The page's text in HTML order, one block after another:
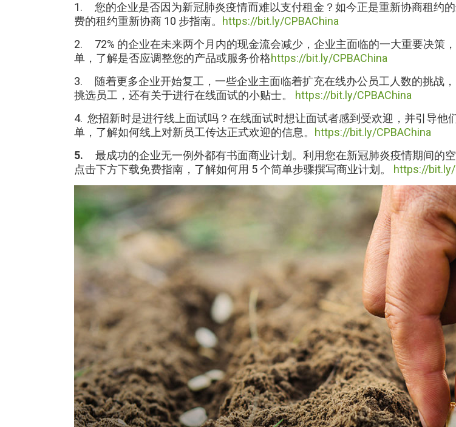
1. 您的企业是否因为新冠肺炎疫情而难以支付租金？如今正是重新协商租约
费的租约重新协商 10 步指南。 https://bit.ly/CPBAChina
2. 72% 的企业在未来两个月内的现金流会减少，企业主面临的一大重要决策
单，了解是否应调整您的产品或服务价格https://bit.ly/CPBAChina
3. 随着更多企业开始复工，一些企业主面临着扩充在线办公员工人数的挑战
挑选员工，还有关于进行在线面试的小贴士。 https://bit.ly/CPBAChina
4. 您招新时是进行线上面试吗？在线面试时想让面试者感到受欢迎，并引导
单，了解如何线上对新员工传达正式欢迎的信息。 https://bit.ly/CPBAChina
5. 最成功的企业无一例外都有书面商业计划。利用您在新冠肺炎疫情期间的
点击下方下载免费指南，了解如何用 5 个简单步骤撰写商业计划。 https://bit.ly/